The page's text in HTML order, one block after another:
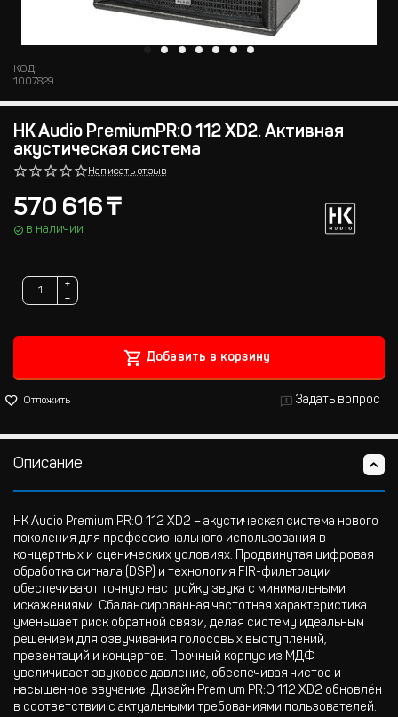
КОД:
1007829
HK Audio PremiumPR:O 112 XD2. Активная
акустическая система
Написать отзыв
570 616₸
в наличии
+
−
Добавить в корзину
Отложить Задать вопрос
Описание
HK Audio Premium PR:O 112 XD2 – акустическая система нового
поколения для профессионального использования в
концертных и сценических условиях. Продвинутая цифровая
обработка сигнала (DSP) и технология FIR-фильтрации
обеспечивают точную настройку звука с минимальными
искажениями. Сбалансированная частотная характеристика
уменьшает риск обратной связи, делая систему идеальным
решением для озвучивания голосовых выступлений,
презентаций и концертов. Прочный корпус из МДФ
увеличивает звуковое давление, обеспечивая чистое и
насыщенное звучание. Дизайн Premium PR:O 112 XD2 обновлён
в соответствии с актуальными требованиями пользователей.